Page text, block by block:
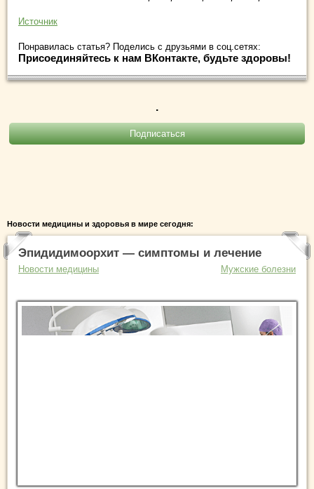
Источник
Понравилась статья? Поделись с друзьями в соц.сетях:
Присоединяйтесь к нам ВКонтакте, будьте здоровы!
.
Новости медицины и здоровья в мире сегодня:
Эпидидимоорхит — симптомы и лечение
Новости медицины Мужские болезни